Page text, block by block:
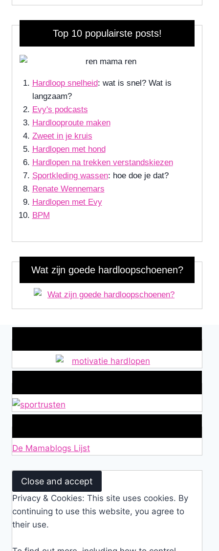
Top 10 populairste posts!
Hardloop snelheid: wat is snel? Wat is
langzaam?
Evy's podcasts
Hardlooproute maken
Zweet in je kruis
Hardlopen met hond
Hardlopen na trekken verstandskiezen
Sportkleding wassen: hoe doe je dat?
Renate Wennemars
Hardlopen met Evy
BPM
Wat zijn goede hardloopschoenen?
De Mamablogs Lijst
Privacy & Cookies: This site uses cookies. By
continuing to use this website, you agree to
their use.